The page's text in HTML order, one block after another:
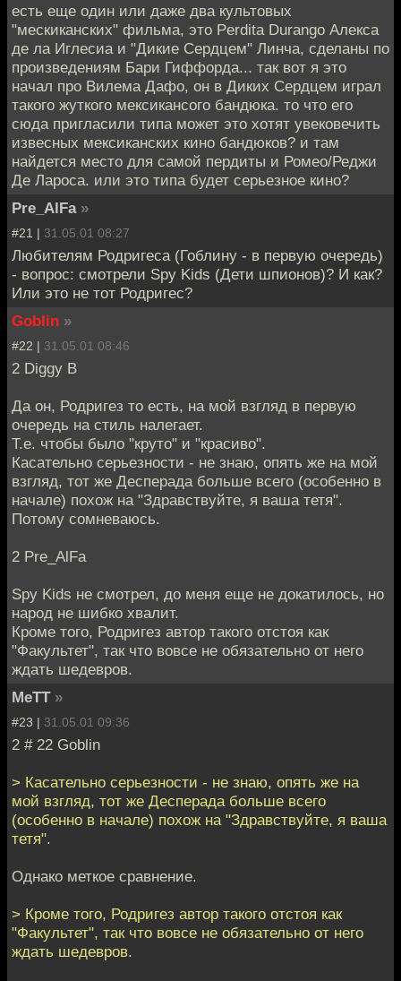
есть еще один или даже два культовых
"мескиканских" фильма, это Perdita Durango Алекса
де ла Иглесиа и "Дикие Сердцем" Линча, сделаны по
произведениям Бари Гиффорда... так вот я это
начал про Вилема Дафо, он в Диких Сердцем играл
такого жуткого мексикансого бандюка. то что его
сюда пригласили типа может это хотят увековечить
извесных мексиканских кино бандюков? и там
найдется место для самой пердиты и Ромео/Реджи
Де Лароса. или это типа будет серьезное кино?
Pre_AlFa »
#21 | 31.05.01 08:27
Любителям Родригеса (Гоблину - в первую очередь)
- вопрос: смотрели Spy Kids (Дети шпионов)? И как?
Или это не тот Родригес?
Goblin »
#22 | 31.05.01 08:46
2 Diggy B
Да он, Родригез то есть, на мой взгляд в первую
очередь на стиль налегает.
Т.е. чтобы было "круто" и "красиво".
Касательно серьезности - не знаю, опять же на мой
взгляд, тот же Десперада больше всего (особенно в
начале) похож на "Здравствуйте, я ваша тетя".
Потому сомневаюсь.
2 Pre_AlFa
Spy Kids не смотрел, до меня еще не докатилось, но
народ не шибко хвалит.
Кроме того, Родригез автор такого отстоя как
"Факультет", так что вовсе не обязательно от него
ждать шедевров.
MeTT »
#23 | 31.05.01 09:36
2 # 22 Goblin
> Касательно серьезности - не знаю, опять же на
мой взгляд, тот же Десперада больше всего
(особенно в начале) похож на "Здравствуйте, я ваша
тетя".
Однако меткое сравнение.
> Кроме того, Родригез автор такого отстоя как
"Факультет", так что вовсе не обязательно от него
ждать шедевров.